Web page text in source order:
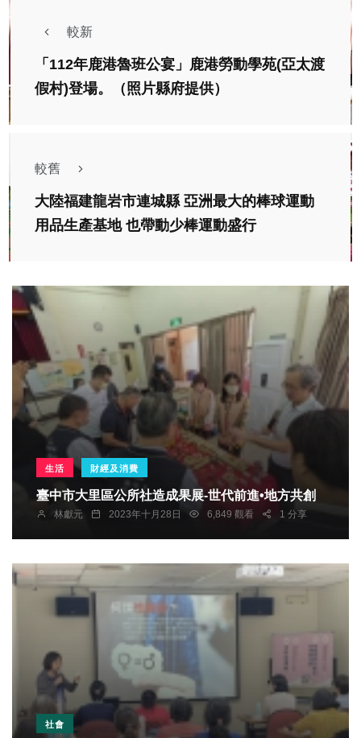
較新
「112年鹿港魯班公宴」鹿港勞動學苑(亞太渡
假村)登場。（照片縣府提供）
較舊
大陸福建龍岩市連城縣 亞洲最大的棒球運動
用品生產基地 也帶動少棒運動盛行
生活 財經及消費
臺中市大里區公所社造成果展-世代前進•地方共創
林獻元 2023年十月28日 6,849 觀看 1 分享
社會